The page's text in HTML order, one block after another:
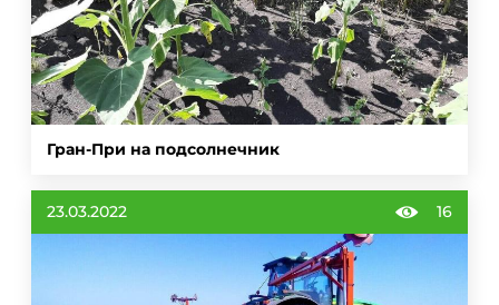
Гран-При на подсолнечник
23.03.2022 16